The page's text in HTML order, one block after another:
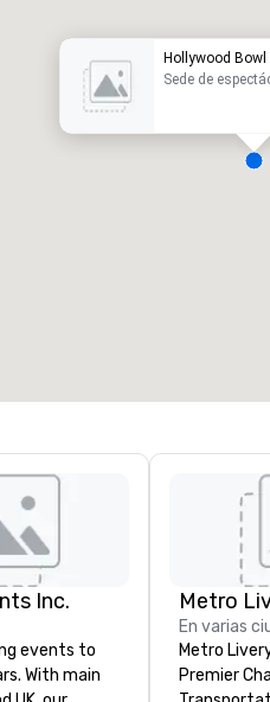
Hollywood Bowl
Sede de
Inc.
events to
With main
Metro
En varias
Metro
Premier